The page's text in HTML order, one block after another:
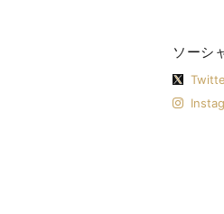
ソーシ